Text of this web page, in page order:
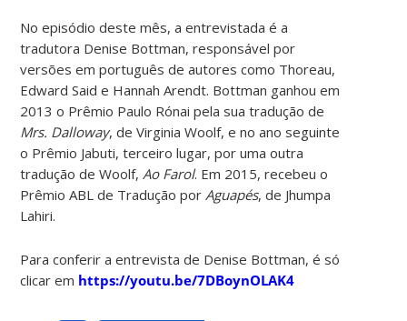
No episódio deste mês, a entrevistada é a
tradutora Denise Bottman, responsável por
versões em português de autores como Thoreau,
Edward Said e Hannah Arendt. Bottman ganhou em
2013 o Prêmio Paulo Rónai pela sua tradução de
Mrs. Dalloway, de Virginia Woolf, e no ano seguinte
o Prêmio Jabuti, terceiro lugar, por uma outra
tradução de Woolf, Ao Farol. Em 2015, recebeu o
Prêmio ABL de Tradução por Aguapés, de Jhumpa
Lahiri.
Para conferir a entrevista de Denise Bottman, é só
clicar em https://youtu.be/7DBoynOLAK4